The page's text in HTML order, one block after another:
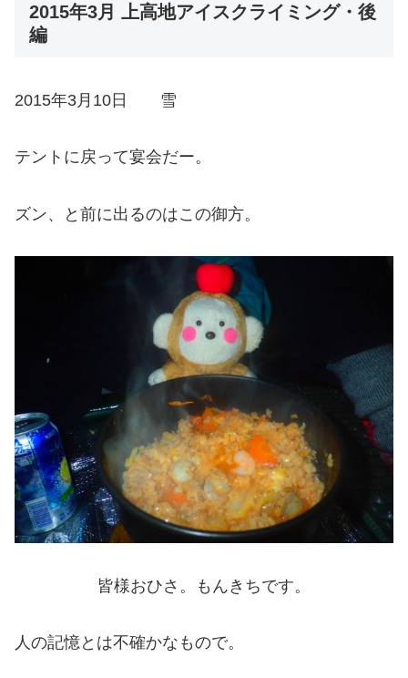
2015年3月 上高地アイスクライミング・後
編
2015年3月10日 雪
テントに戻って宴会だー。
ズン、と前に出るのはこの御方。
皆様おひさ。もんきちです。
人の記憶とは不確かなもので。